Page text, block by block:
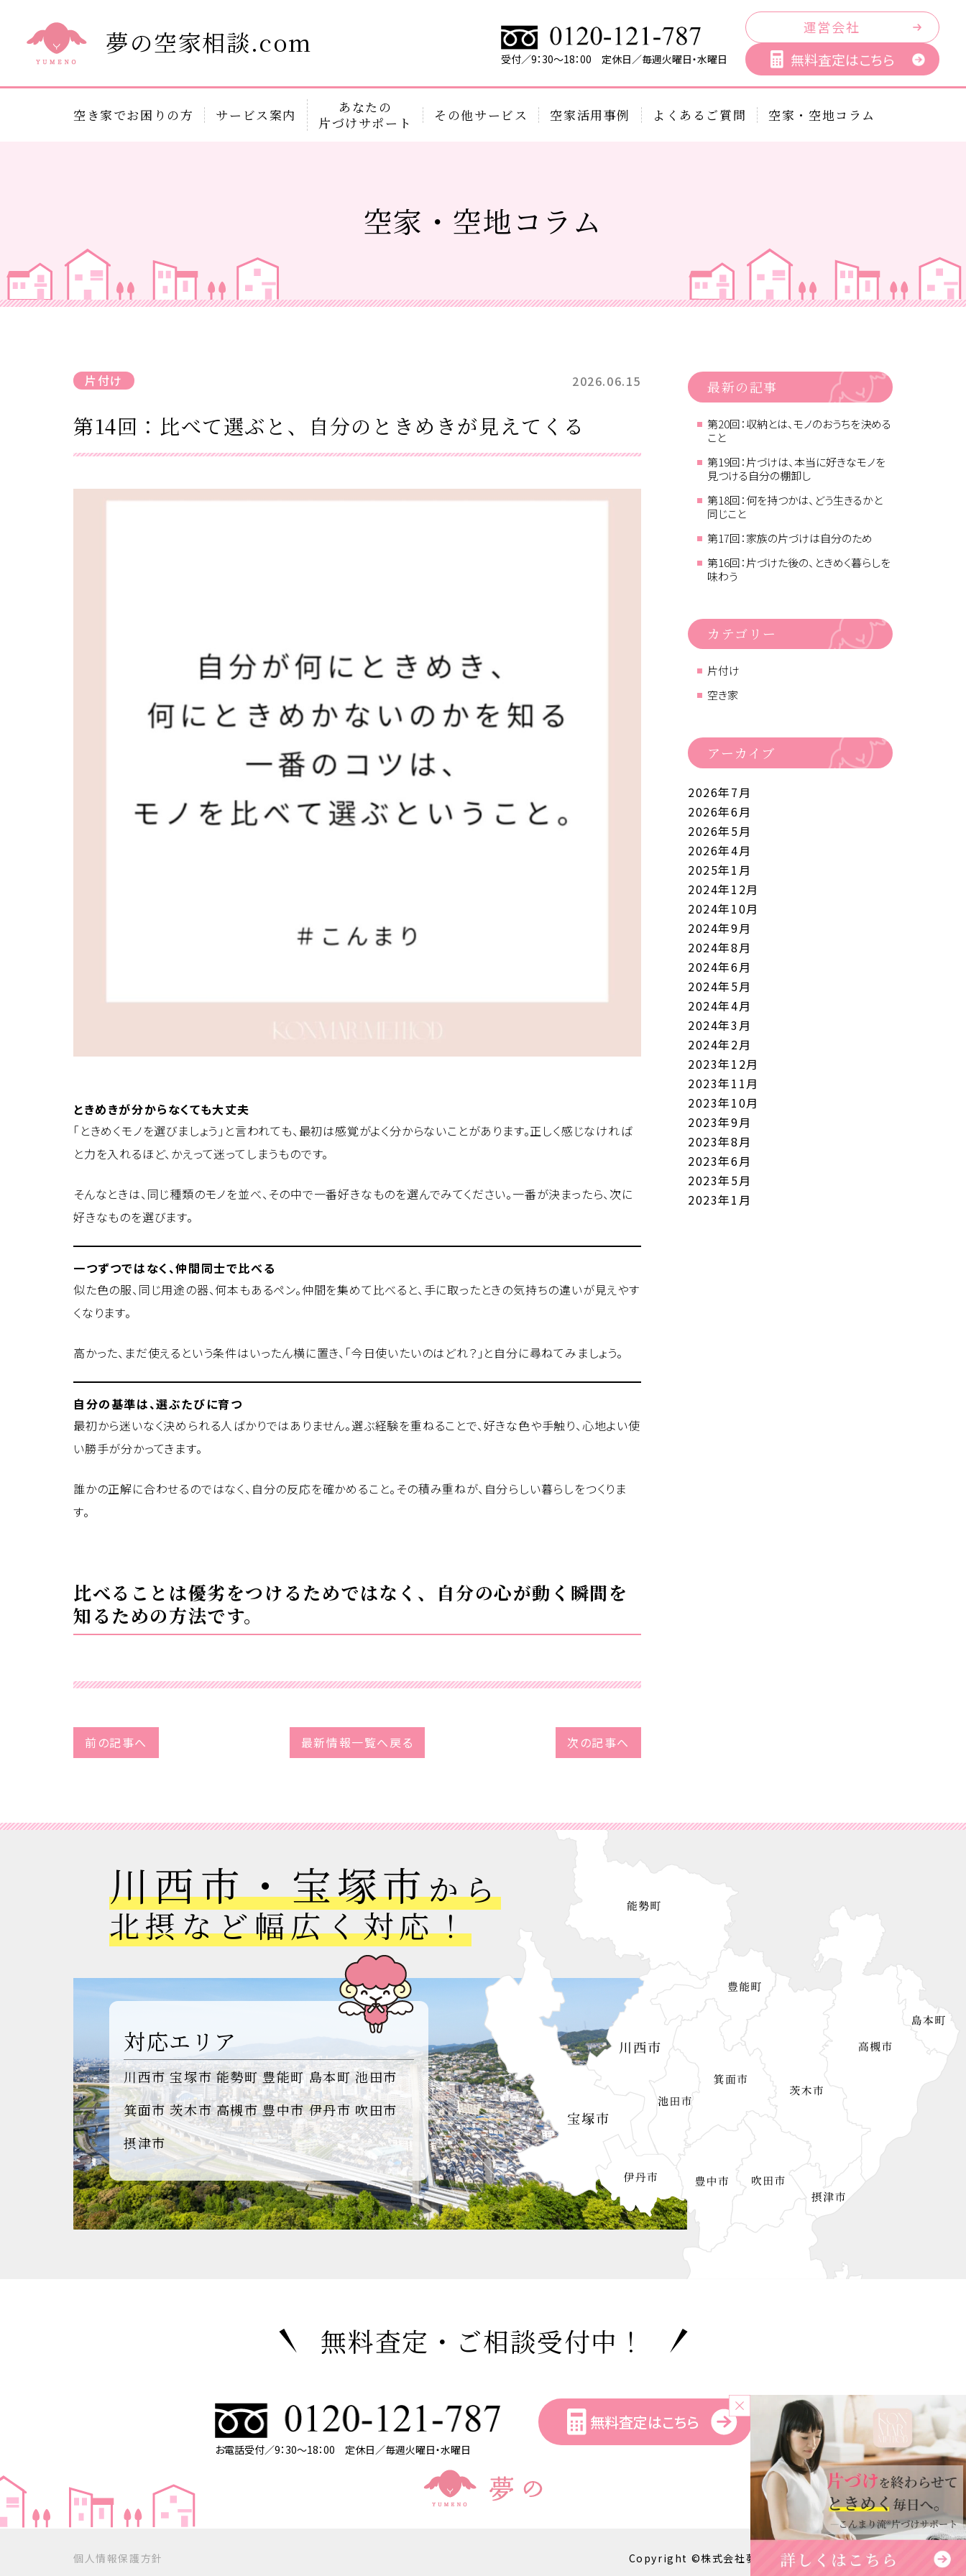
夢の空家相談.com
受付／9：30～18：00 定休日／毎週火曜日・水曜日
運営会社
無料査定はこちら
空き家でお困りの方 サービス案内
あなたの
片づけサポート
その他サービス 空家活用事例 よくあるご質問 空家・空地コラム
空家・空地コラム
片付け 2026.06.15
第14回：比べて選ぶと、自分のときめきが見えてくる
ときめきが分からなくても大丈夫
「ときめくモノを選びましょう」と言われても、最初は感覚がよく分からないことがあります。正しく感じなければ
と力を入れるほど、かえって迷ってしまうものです。
そんなときは、同じ種類のモノを並べ、その中で一番好きなものを選んでみてください。一番が決まったら、次に
好きなものを選びます。
一つずつではなく、仲間同士で比べる
似た色の服、同じ用途の器、何本もあるペン。仲間を集めて比べると、手に取ったときの気持ちの違いが見えやす
くなります。
高かった、まだ使えるという条件はいったん横に置き、「今日使いたいのはどれ？」と自分に尋ねてみましょう。
自分の基準は、選ぶたびに育つ
最初から迷いなく決められる人ばかりではありません。選ぶ経験を重ねることで、好きな色や手触り、心地よい使
い勝手が分かってきます。
誰かの正解に合わせるのではなく、自分の反応を確かめること。その積み重ねが、自分らしい暮らしをつくりま
す。
比べることは優劣をつけるためではなく、自分の心が動く瞬間を
知るための方法です。
前の記事へ 最新情報一覧へ戻る 次の記事へ
最新の記事
第20回：収納とは、モノのおうちを決める
こと
第19回：片づけは、本当に好きなモノを
見つける自分の棚卸し
第18回：何を持つかは、どう生きるかと
同じこと
第17回：家族の片づけは自分のため
第16回：片づけた後の、ときめく暮らしを
味わう
カテゴリー
片付け
空き家
アーカイブ
2026年7月
2026年6月
2026年5月
2026年4月
2025年1月
2024年12月
2024年10月
2024年9月
2024年8月
2024年6月
2024年5月
2024年4月
2024年3月
2024年2月
2023年12月
2023年11月
2023年10月
2023年9月
2023年8月
2023年6月
2023年5月
2023年1月
川西市・宝塚市から
北摂など幅広く対応！
対応エリア
川西市 宝塚市 能勢町 豊能町 島本町 池田市
箕面市 茨木市 高槻市 豊中市 伊丹市 吹田市
摂津市
無料査定・ご相談受付中！
お電話受付／9：30～18：00 定休日／毎週火曜日・水曜日
無料査定はこちら
個人情報保護方針 Copyright ©株式会社夢の. All Rights Reserved.